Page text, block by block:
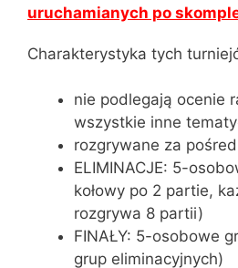
uruchamianych po
Charakterystyka tych
nie podlegają ocenie
wszystkie inne
rozgrywane za
ELIMINACJE: 5-
kołowy po 2 partie,
rozgrywa 8 partii)
FINAŁY: 5-osobowe
grup eliminacyjnych)